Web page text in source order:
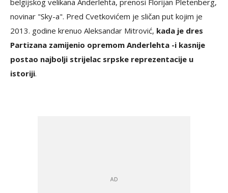
novinar "Sky-a". Pred Cvetkovićem je sličan put kojim je
2013. godine krenuo Aleksandar Mitrović, kada je dres
Partizana zamijenio opremom Anderlehta -i kasnije
postao najbolji strijelac srpske reprezentacije u
istoriji.